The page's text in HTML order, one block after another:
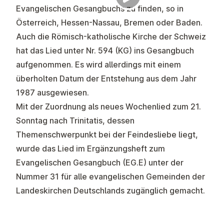
Evangelischen Gesangbuchs zu finden, so in
Österreich, Hessen-Nassau, Bremen oder Baden.
Auch die Römisch-katholische Kirche der Schweiz
hat das Lied unter Nr. 594 (KG) ins Gesangbuch
aufgenommen. Es wird allerdings mit einem
überholten Datum der Entstehung aus dem Jahr
1987 ausgewiesen.
Mit der Zuordnung als neues Wochenlied zum 21.
Sonntag nach Trinitatis, dessen
Themenschwerpunkt bei der Feindesliebe liegt,
wurde das Lied im Ergänzungsheft zum
Evangelischen Gesangbuch (EG.E) unter der
Nummer 31 für alle evangelischen Gemeinden der
Landeskirchen Deutschlands zugänglich gemacht.